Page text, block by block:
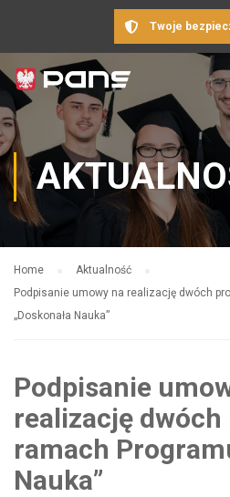
Twoje
Home
Aktualność
Podpisanie umowy na realizację dwóch
„Doskonała Nauka”
Podpisanie
realizację
ramach
Nauka”